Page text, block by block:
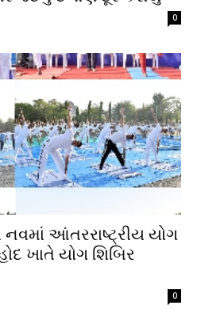
0
નવમાં આંતરરાષ્ટ્રીય યોગ
ખાતે યોગ શિબિર
0